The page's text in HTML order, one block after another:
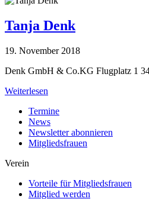
Tanja Denk
19. November 2018
Denk GmbH & Co.KG Flugplatz 1
Weiterlesen
Termine
News
Newsletter abonnieren
Mitgliedsfrauen
Verein
Vorteile für Mitgliedsfrauen
Mitglied werden